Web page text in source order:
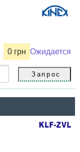
0 грн Ожидается